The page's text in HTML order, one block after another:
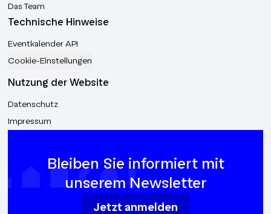
Das Team
Technische Hinweise
Eventkalender API
Cookie-Einstellungen
Nutzung der Website
Datenschutz
Impressum
Bleiben Sie informiert mit
unserem Newsletter
Jetzt anmelden